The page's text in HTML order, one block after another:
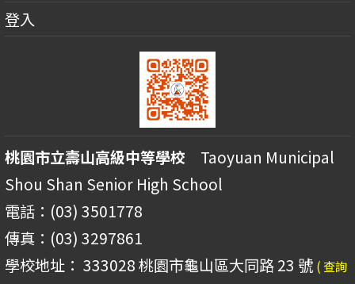
登入
桃園市立壽山高級中等學校 Taoyuan Municipal
Shou Shan Senior High School
電話：(03) 3501778
傳真：(03) 3297861
學校地址： 333028 桃園市龜山區大同路 23 號 ( 查詢